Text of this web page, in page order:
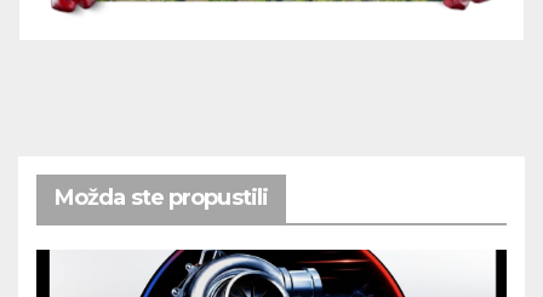
Možda ste propustili